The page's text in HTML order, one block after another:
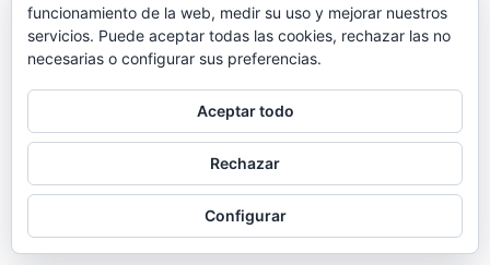
Acceder
Feed de entradas
Feed de comentarios
WordPress.org
Funciona gracias a WordPress
funcionamiento de la web, medir su uso y mejorar nuestros
servicios. Puede aceptar todas las cookies, rechazar las no
necesarias o configurar sus preferencias.
Aceptar todo
Rechazar
Configurar